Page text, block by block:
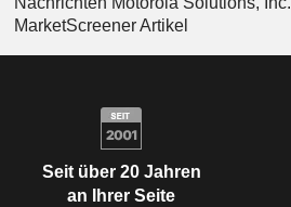
MarketScreener Artikel
Seit über 20 Jahren
an Ihrer Seite